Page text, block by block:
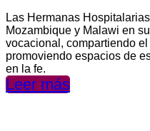
Las Hermanas
Mozambique y Malawi en
vocacional, compartiendo
promoviendo espacios de
en la fe.
Leer más